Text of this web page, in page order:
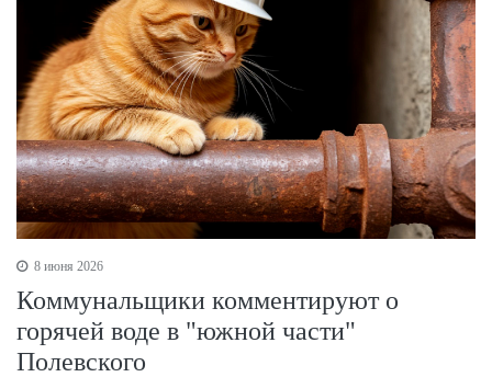
8 июня 2026
Коммунальщики комментируют о
горячей воде в "южной части"
Полевского